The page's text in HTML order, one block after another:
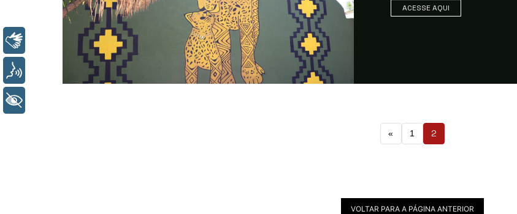
ACESSE AQUI
« 1 2
VOLTAR PARA A PÁGINA ANTERIOR